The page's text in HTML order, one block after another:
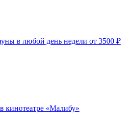
в любой день недели от 3500 ₽
кинотеатре «Малибу»